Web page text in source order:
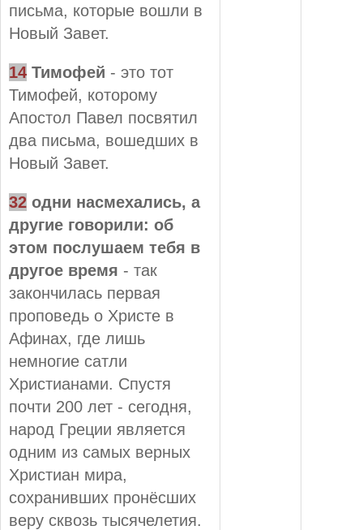
письма, которые вошли в
Новый Завет.
14 Тимофей - это тот
Тимофей, которому
Апостол Павел посвятил
два письма, вошедших в
Новый Завет.
32 одни насмехались, а
другие говорили: об
этом послушаем тебя в
другое время - так
закончилась первая
проповедь о Христе в
Афинах, где лишь
немногие сатли
Христианами. Спустя
почти 200 лет - сегодня,
народ Греции является
одним из самых верных
Христиан мира,
сохранивших пронёсших
веру сквозь тысячелетия.